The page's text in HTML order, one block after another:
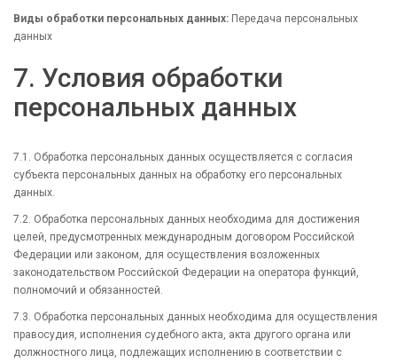
Виды обработки персональных данных: Передача персональных
данных
7. Условия обработки
персональных данных
7.1. Обработка персональных данных осуществляется с согласия
субъекта персональных данных на обработку его персональных
данных.
7.2. Обработка персональных данных необходима для достижения
целей, предусмотренных международным договором Российской
Федерации или законом, для осуществления возложенных
законодательством Российской Федерации на оператора функций,
полномочий и обязанностей.
7.3. Обработка персональных данных необходима для осуществления
правосудия, исполнения судебного акта, акта другого органа или
должностного лица, подлежащих исполнению в соответствии с